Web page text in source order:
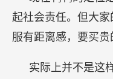
起社会责任。但大
服有距离感，要买贵
实际上并不是这